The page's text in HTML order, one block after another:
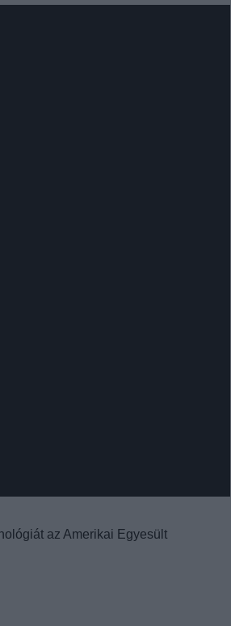
az Amerikai Egyesült